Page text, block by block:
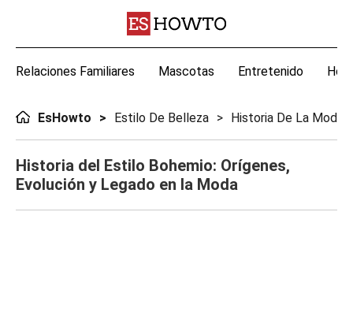
Relaciones Familiares Mascotas Entretenido
EsHowto Estilo De Belleza Historia De La Moda
Historia del Estilo Bohemio: Orígenes,
Evolución y Legado en la Moda